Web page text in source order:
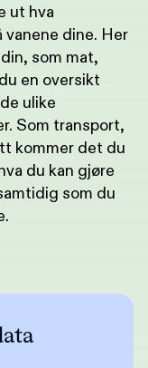
ut hva
dine. Her
som mat,
en oversikt
ulike
Som transport,
kommer det du
du kan gjøre
som du